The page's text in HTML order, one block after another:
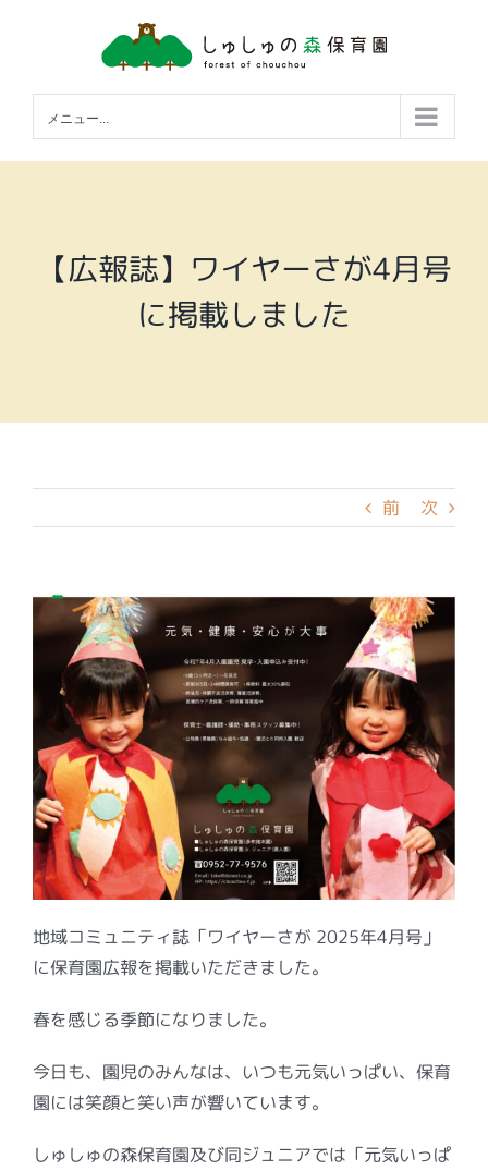
メニュー...
【広報誌】ワイヤーさが4月号
に掲載しました
前 次
地域コミュニティ誌「ワイヤーさが 2025年4月号」
に保育園広報を掲載いただきました。
春を感じる季節になりました。
今日も、園児のみんなは、いつも元気いっぱい、保育
園には笑顔と笑い声が響いています。
しゅしゅの森保育園及び同ジュニアでは「元気いっぱ